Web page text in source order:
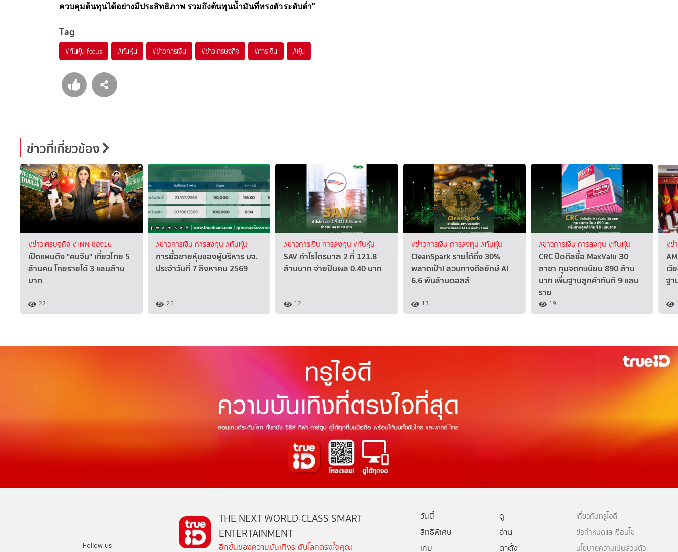
ควบคุมต้นทุนได้อย่างมีประสิทธิภาพ รวมถึงต้นทุนน้ำมันที่ทรงตัวระดับต่ำ”
Tag
#ทันหุ้น focus #ทันหุ้น #ข่าวการเงิน #ข่าวเศรษฐกิจ #การเงิน #หุ้น
ข่าวที่เกี่ยวข้อง
#ข่าวเศรษฐกิจ #TNN ช่อง16
เปิดแผนดึง "คนจีน" เที่ยวไทย 5
ล้านคน โกยรายได้ 3 แสนล้าน
บาท
22
#ข่าวการเงิน การลงทุน #ทันหุ้น
การซื้อขายหุ้นของผู้บริหาร บจ.
ประจำวันที่ 7 สิงหาคม 2569
25
#ข่าวการเงิน การลงทุน #ทันหุ้น
SAV กำไรไตรมาส 2 ที่ 121.8
ล้านบาท จ่ายปันผล 0.40 บาท
12
#ข่าวการเงิน การลงทุน #ทันหุ้น
CleanSpark รายได้ดิ่ง 30%
พลาดเป้า! สวนทางดีลยักษ์ AI
6.6 พันล้านดอลล์
13
#ข่าวการเงิน การลงทุน #ทันหุ้น
CRC ปิดดีลซื้อ MaxValu 30
สาขา ทุนจดทะเบียน 890 ล้าน
บาท เพิ่มฐานลูกค้าทันที 9 แสน
ราย
19
#ข่
เ
ฐ
Follow us
THE NEXT WORLD-CLASS SMART
ENTERTAINMENT
อีกขั้นของความบันเทิงระดับโลกตรงใจคุณ
วันนี้
ดู
สิทธิพิเศษ
อ่าน
เกม
ตาตั้ง
เกี่ยวกับทรูไอดี
ข้อกำหนดและเงื่อนไข
นโยบายความเป็นส่วนตัว